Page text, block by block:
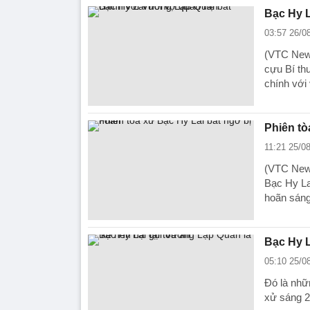
Bạc Hy
03:57 26/
(VTC
cựu Bí
chính với
Phiên
11:21 25/
(VTC
Bạc Hy
hoãn
Bạc Hy
05:10 25/
Đó là
xử sáng